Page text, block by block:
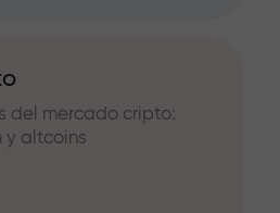
del mercado cripto:
y altcoins